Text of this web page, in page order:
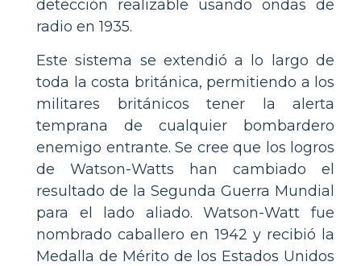
detección realizable usando ondas de
radio en 1935.
Este sistema se extendió a lo largo de
toda la costa británica, permitiendo a los
militares británicos tener la alerta
temprana de cualquier bombardero
enemigo entrante. Se cree que los logros
de Watson-Watts han cambiado el
resultado de la Segunda Guerra Mundial
para el lado aliado. Watson-Watt fue
nombrado caballero en 1942 y recibió la
Medalla de Mérito de los Estados Unidos